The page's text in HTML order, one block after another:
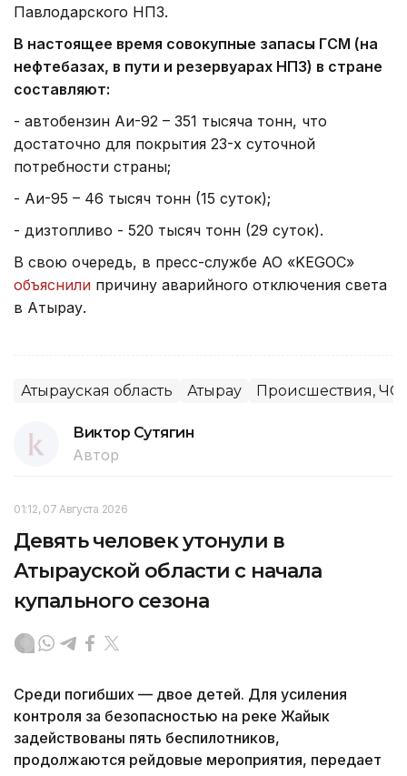
Павлодарского НПЗ.
В настоящее время совокупные запасы ГСМ (на
нефтебазах, в пути и резервуарах НПЗ) в стране
составляют:
- автобензин Аи-92 – 351 тысяча тонн, что
достаточно для покрытия 23-х суточной
потребности страны;
- Аи-95 – 46 тысяч тонн (15 суток);
- дизтопливо - 520 тысяч тонн (29 суток).
В свою очередь, в пресс-службе АО «KEGOC»
объяснили причину аварийного отключения света
в Атырау.
Атырауская область Атырау Происшествия, ЧС
Виктор Сутягин
Автор
01:12, 07 Августа 2026
Девять человек утонули в
Атырауской области с начала
купального сезона
Среди погибших — двое детей. Для усиления
контроля за безопасностью на реке Жайык
задействованы пять беспилотников,
продолжаются рейдовые мероприятия, передает